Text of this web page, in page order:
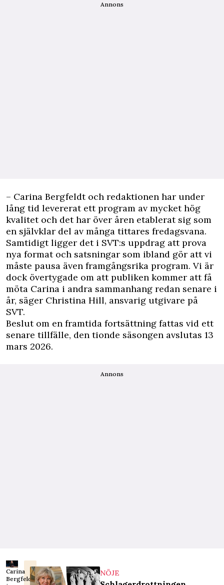
Annons
– Carina Bergfeldt och redaktionen har under
lång tid levererat ett program av mycket hög
kvalitet och det har över åren etablerat sig som
en självklar del av många tittares fredagsvana.
Samtidigt ligger det i SVT:s uppdrag att prova
nya format och satsningar som ibland gör att vi
måste pausa även framgångsrika program. Vi är
dock övertygade om att publiken kommer att få
möta Carina i andra sammanhang redan senare i
år, säger Christina Hill, ansvarig utgivare på
SVT.
Beslut om en framtida fortsättning fattas vid ett
senare tillfälle, den tionde säsongen avslutas 13
mars 2026.
Annons
Carina
Bergfeldt
NÖJE